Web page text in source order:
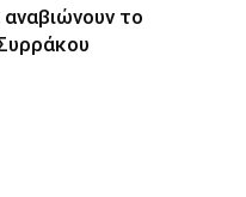
το